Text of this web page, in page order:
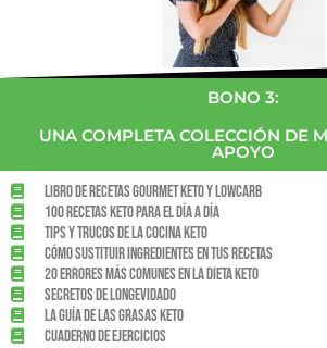
BONO 3:
UNA COMPLETA COLECCIÓN DE
APOYO
Libro de recetas gourmet keto y lowcarb
100 recetas keto para el día a día
Tips y trucos de la cocina keto
Cómo sustituir ingredientes en tus recetas
20 errores más comunes en la dieta keto
Secretos de longevidado
La guía de las grasas keto
Cuaderno de ejercicios